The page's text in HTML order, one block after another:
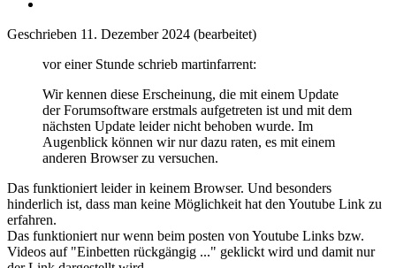
Geschrieben 11. Dezember 2024 (bearbeitet)
vor einer Stunde schrieb martinfarrent:
Wir kennen diese Erscheinung, die mit einem Update
der Forumsoftware erstmals aufgetreten ist und mit dem
nächsten Update leider nicht behoben wurde. Im
Augenblick können wir nur dazu raten, es mit einem
anderen Browser zu versuchen.
Das funktioniert leider in keinem Browser. Und besonders
hinderlich ist, dass man keine Möglichkeit hat den Youtube Link zu
erfahren.
Das funktioniert nur wenn beim posten von Youtube Links bzw.
Videos auf "Einbetten rückgängig ..." geklickt wird und damit nur